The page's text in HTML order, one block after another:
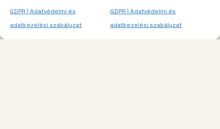
GDPR | Adatvédelmi és
adatkezelési szabályzat
GDPR | Adatvédelmi és
adatkezelési szabályzat